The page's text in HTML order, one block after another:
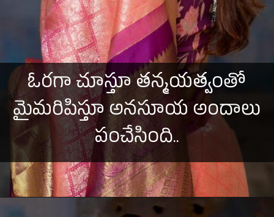
ఓరగా చూస్తూ తన్మయత్వంతో
మైమరిపిస్తూ అనసూయ అందాలు
పంచేసింది..